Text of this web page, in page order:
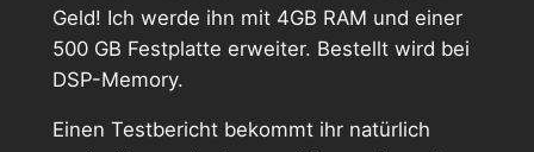
Geld! Ich werde ihn mit 4GB RAM und einer
500 GB Festplatte erweiter. Bestellt wird bei
DSP-Memory.
Einen Testbericht bekommt ihr natürlich